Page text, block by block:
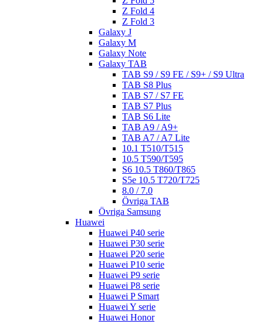
Z Fold 4
Z Fold 3
Galaxy J
Galaxy M
Galaxy Note
Galaxy TAB
TAB S9 / S9 FE / S9+ / S9 Ultra
TAB S8 Plus
TAB S7 / S7 FE
TAB S7 Plus
TAB S6 Lite
TAB A9 / A9+
TAB A7 / A7 Lite
10.1 T510/T515
10.5 T590/T595
S6 10.5 T860/T865
S5e 10.5 T720/T725
8.0 / 7.0
Övriga TAB
Övriga Samsung
Huawei
Huawei P40 serie
Huawei P30 serie
Huawei P20 serie
Huawei P10 serie
Huawei P9 serie
Huawei P8 serie
Huawei P Smart
Huawei Y serie
Huawei Honor